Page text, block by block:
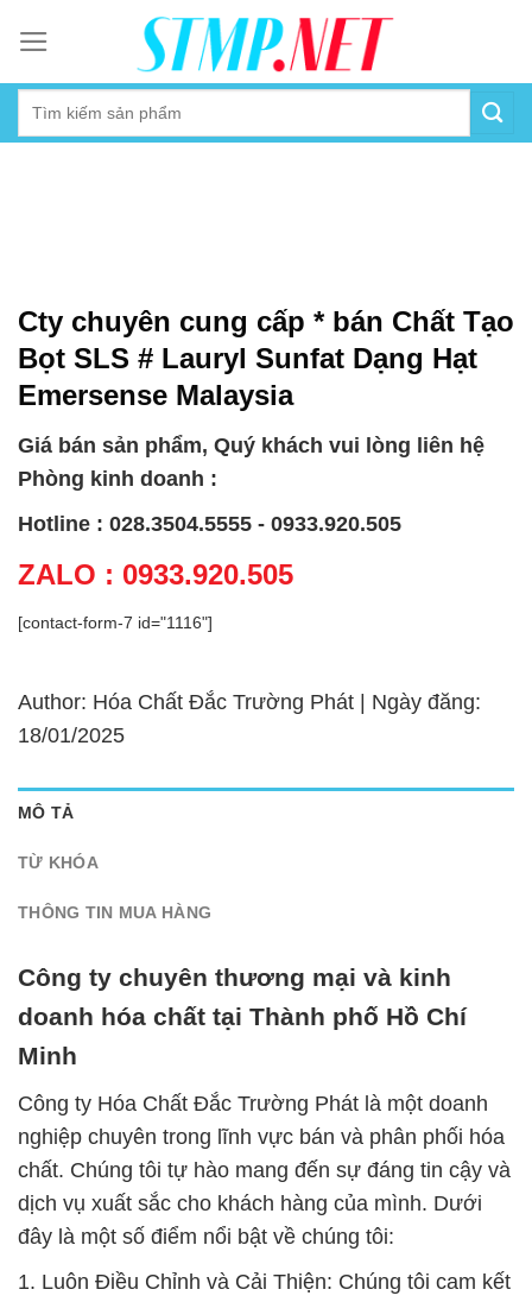
content
Cty chuyên cung cấp * bán Chất Tạo
Bọt SLS # Lauryl Sunfat Dạng Hạt
Emersense Malaysia
Giá bán sản phẩm, Quý khách vui lòng liên hệ
Phòng kinh doanh :
Hotline : 028.3504.5555 - 0933.920.505
ZALO : 0933.920.505
[contact-form-7 id="1116"]
Author: Hóa Chất Đắc Trường Phát | Ngày đăng:
18/01/2025
MÔ TẢ
TỪ KHÓA
THÔNG TIN MUA HÀNG
Công ty chuyên thương mại và kinh
doanh hóa chất tại Thành phố Hồ Chí
Minh
Công ty Hóa Chất Đắc Trường Phát là một doanh
nghiệp chuyên trong lĩnh vực bán và phân phối hóa
chất. Chúng tôi tự hào mang đến sự đáng tin cậy và
dịch vụ xuất sắc cho khách hàng của mình. Dưới
đây là một số điểm nổi bật về chúng tôi:
1. Luôn Điều Chỉnh và Cải Thiện: Chúng tôi cam kết